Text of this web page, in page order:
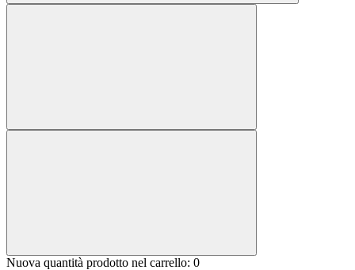
Nuova quantità prodotto nel carrello: 0